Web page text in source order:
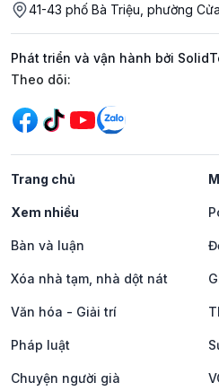
41-43 phố Bà Triệu, phường
Phát triển và vận hành bởi
Mạng xã hội
Theo dõi:
Trang chủ
Xem nhiều
Bàn và luận
Xóa nhà tạm, nhà dột nát
Văn hóa - Giải trí
Pháp luật
Chuyện người già